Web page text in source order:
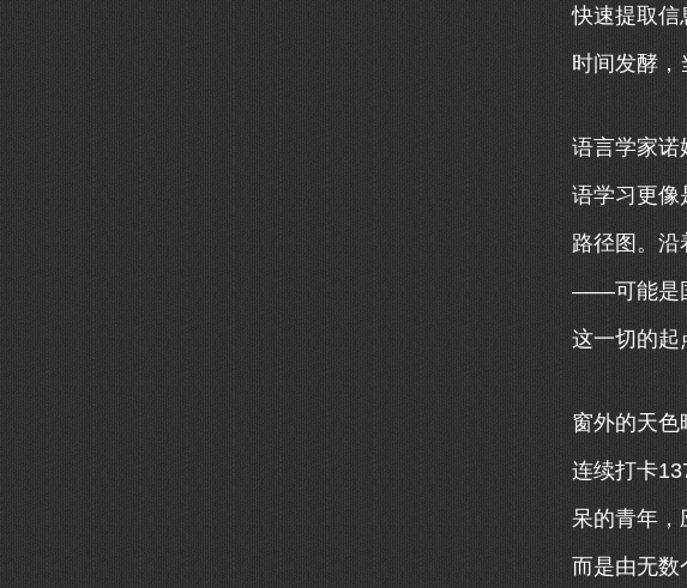
快速提取信
时间发酵，
语言学家诺
语学习更像
路径图。
——可能是
这一切的起
窗外的天色
连续打卡
呆的青年，
而是由无数